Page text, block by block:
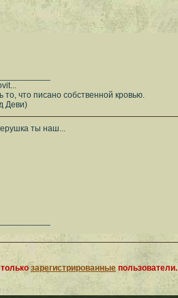
что писано собственной кровью.
ты наш...
зарегистрированные пользователи.